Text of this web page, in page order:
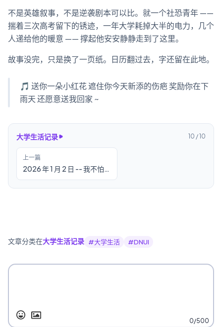
不是英雄叙事，不是逆袭剧本可以比。就一个社恐青年 ——
揣着三次高考留下的锈迹，一年大学耗掉大半的电力，几个
人递给他的暖意 —— 撑起他安安静静走到了这里。
故事没完，只是换了一页纸。日历翻过去，字还留在此地。
🎵 送你一朵小红花 遮住你今天新添的伤疤 奖励你在下
雨天 还愿意送我回家 ~
大学生活记录 10 /10
上一篇
2026 年 1 月 2 日 -- 我不怕
冷，因为我内心炽热
【2025 年度总结】（大学
文章分类在大学生活记录 #大学生活 #DNUI
0/500